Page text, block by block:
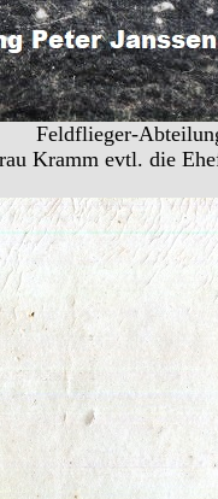
Feldflieger-
Kramm evtl. die